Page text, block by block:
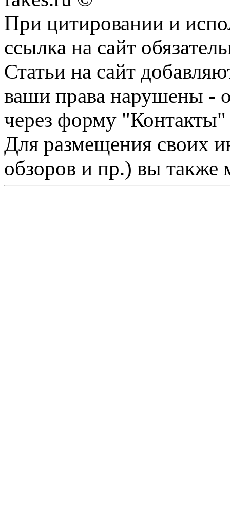
При цитировании и
ссылка на сайт
Статьи на сайт
ваши права нарушены -
через форму "Контакты"
Для размещения своих
обзоров и пр.) вы также